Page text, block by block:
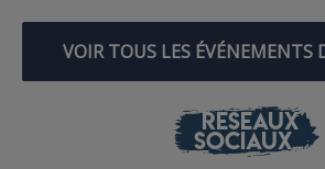
VOIR TOUS LES ÉVÉNEMENTS
RÉSEAUX
SOCIAUX